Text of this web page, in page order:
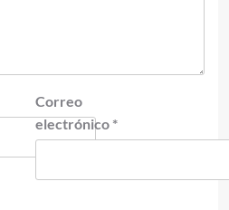
Correo
electrónico *